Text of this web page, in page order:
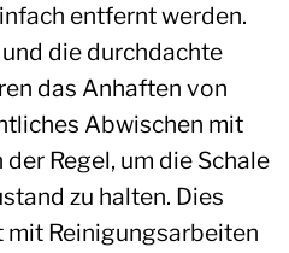
entfernt werden.
die durchdachte
das Anhaften von
Abwischen mit
Regel, um die Schale
zu halten. Dies
Reinigungsarbeiten